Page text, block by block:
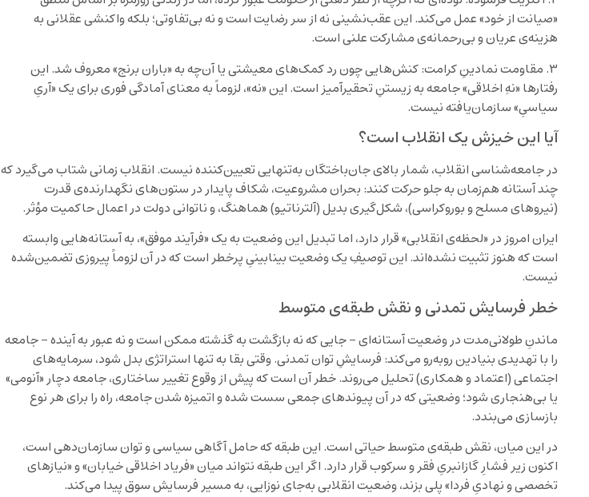
«صیانت از خود» عمل می‌کند. این عقب‌نشینی نه از سر رضایت است و نه بی‌تفاوتی؛ بلکه واکنشی عقلانی به
هزینه‌ی عریان و بی‌رحمانه‌ی مشارکت علنی است.
۳. مقاومت نمادینِ کرامت: کنش‌هایی چون رد کمک‌های معیشتی یا آن‌چه به «باران برنج» معروف شد. این
رفتارها «نهِ اخلاقی» جامعه به زیستنِ تحقیرآمیز است. این «نه»، لزوماً به معنای آمادگی فوری برای یک «آریِ
سیاسیِ» سازمان‌یافته نیست.
آیا این خیزش یک انقلاب است؟
در جامعه‌شناسی انقلاب، شمار بالای جان‌باختگان به‌تنهایی تعیین‌کننده نیست. انقلاب زمانی شتاب می‌گیرد که
چند آستانه هم‌زمان به جلو حرکت کنند: بحران مشروعیت، شکاف پایدار در ستون‌های نگهدارنده‌ی قدرت
(نیروهای مسلح و بوروکراسی)، شکل‌گیری بدیل (آلترناتیو) هماهنگ، و ناتوانی دولت در اعمال حاکمیت مؤثر.
ایران امروز در «لحظه‌ی انقلابی» قرار دارد، اما تبدیل این وضعیت به یک «فرآیند موفق»، به آستانه‌هایی وابسته
است که هنوز تثبیت نشده‌اند. این توصیفِ یک وضعیت بینابینیِ پرخطر است که در آن لزوماً پیروزی تضمین‌شده
نیست.
خطر فرسایش تمدنی و نقش طبقه‌ی متوسط
ماندنِ طولانی‌مدت در وضعیت آستانه‌ای – جایی که نه بازگشت به گذشته ممکن است و نه عبور به آینده – جامعه
را با تهدیدی بنیادین روبه‌رو می‌کند: فرسایشِ توان تمدنی. وقتی بقا به تنها استراتژی بدل شود، سرمایه‌های
اجتماعی (اعتماد و همکاری) تحلیل می‌روند. خطر آن است که پیش از وقوع تغییر ساختاری، جامعه دچار «آنومی»
یا بی‌هنجاری شود؛ وضعیتی که در آن پیوندهای جمعی سست شده و اتمیزه شدن جامعه، راه را برای هر نوع
بازسازی می‌بندد.
در این میان، نقش طبقه‌ی متوسط حیاتی است. این طبقه که حامل آگاهی سیاسی و توان سازمان‌دهی است،
اکنون زیر فشارِ گازانبریِ فقر و سرکوب قرار دارد. اگر این طبقه نتواند میان «فریاد اخلاقی خیابان» و «نیازهای
تخصصی و نهادیِ فردا» پلی بزند، وضعیت انقلابی به‌جای نوزایی، به مسیر فرسایش سوق پیدا می‌کند.